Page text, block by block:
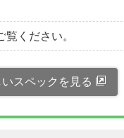
覧ください。
スペックを見る